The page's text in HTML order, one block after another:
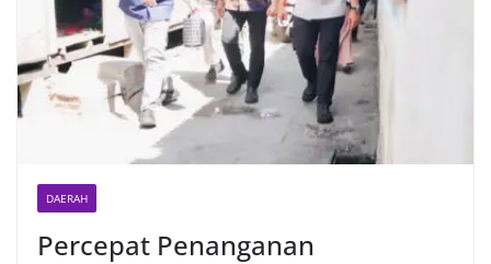
DAERAH
Percepat Penanganan